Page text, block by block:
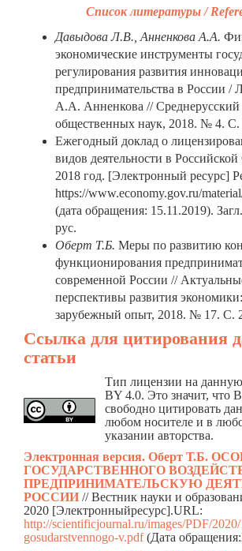
Список литературы /
Давыдова Л.В., Анненкова А.А.
экономические инструменты
регулирования развития
предпринимательства в России /
А.А. Анненкова // Среднерусский
общественных наук, 2018. № 4. С.
Ежегодный доклад о
видов деятельности в
2018 год. [Электронный ресурс]
https://www.economy.gov.ru/
(дата обращения: 15.11.2019).
рус.
Оберт Т.Б. Меры по развитию
функционирования
современной России //
перспективы развития
зарубежный опыт, 2018. № 17. С.
Ссылка для цитирования
статьи
Тип лицензии на
BY 4.0. Это значит, что
свободно цитировать
любом носителе и в
указании авторства.
Электронная версия. Оберт Т.Б.
ГОСУДАРСТВЕННОГО
ПРЕДПРИНИМАТЕЛЬСКУЮ
РОССИИ // Вестник науки и
2020 [Электронныйресурс].URL:
http://scientificjournal.ru/images/PDF/
gosudarstvennogo-v.pdf(Дата